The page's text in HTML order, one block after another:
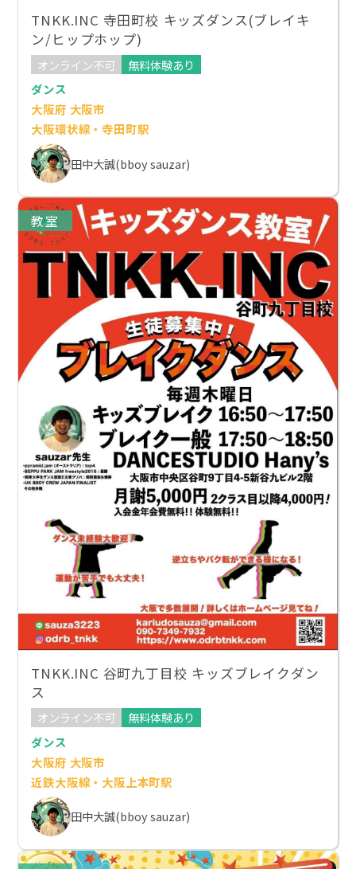
TNKK.INC 寺田町校 キッズダンス(ブレイキ
ン/ヒップホップ)
オンライン不可
無料体験あり
ダンス
大阪府 大阪市
大阪環状線・寺田町駅
田中大誠(bboy sauzar)
教室
TNKK.INC 谷町九丁目校 キッズブレイクダン
ス
オンライン不可
無料体験あり
ダンス
大阪府 大阪市
近鉄大阪線・大阪上本町駅
田中大誠(bboy sauzar)